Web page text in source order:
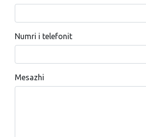
Numri i telefonit
Mesazhi